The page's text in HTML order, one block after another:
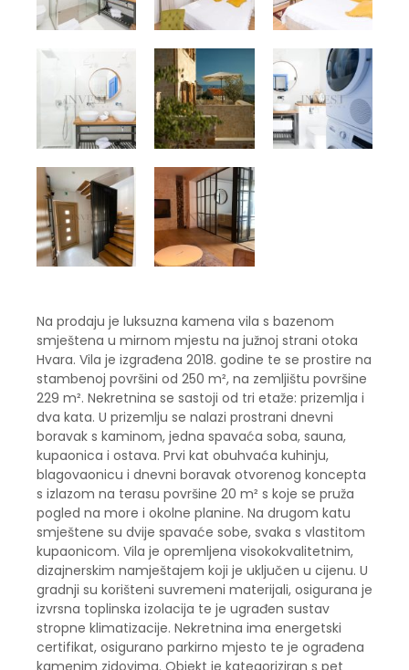
Na prodaju je luksuzna kamena vila s bazenom
smještena u mirnom mjestu na južnoj strani otoka
Hvara. Vila je izgrađena 2018. godine te se prostire na
stambenoj površini od 250 m², na zemljištu površine
229 m². Nekretnina se sastoji od tri etaže: prizemlja i
dva kata. U prizemlju se nalazi prostrani dnevni
boravak s kaminom, jedna spavaća soba, sauna,
kupaonica i ostava. Prvi kat obuhvaća kuhinju,
blagovaonicu i dnevni boravak otvorenog koncepta
s izlazom na terasu površine 20 m² s koje se pruža
pogled na more i okolne planine. Na drugom katu
smještene su dvije spavaće sobe, svaka s vlastitom
kupaonicom. Vila je opremljena visokokvalitetnim,
dizajnerskim namještajem koji je uključen u cijenu. U
gradnji su korišteni suvremeni materijali, osigurana je
izvrsna toplinska izolacija te je ugrađen sustav
stropne klimatizacije. Nekretnina ima energetski
certifikat, osigurano parkirno mjesto te je ograđena